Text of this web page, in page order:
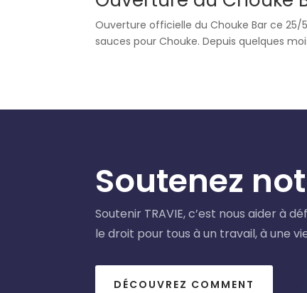
Ouverture officielle du Chouke Bar ce 25/
sauces pour Chouke. Depuis quelques
Soutenez
Soutenir TRAVIE, c’est nous aider à
le droit pour tous à un travail, à une
DÉCOUVREZ COMMENT